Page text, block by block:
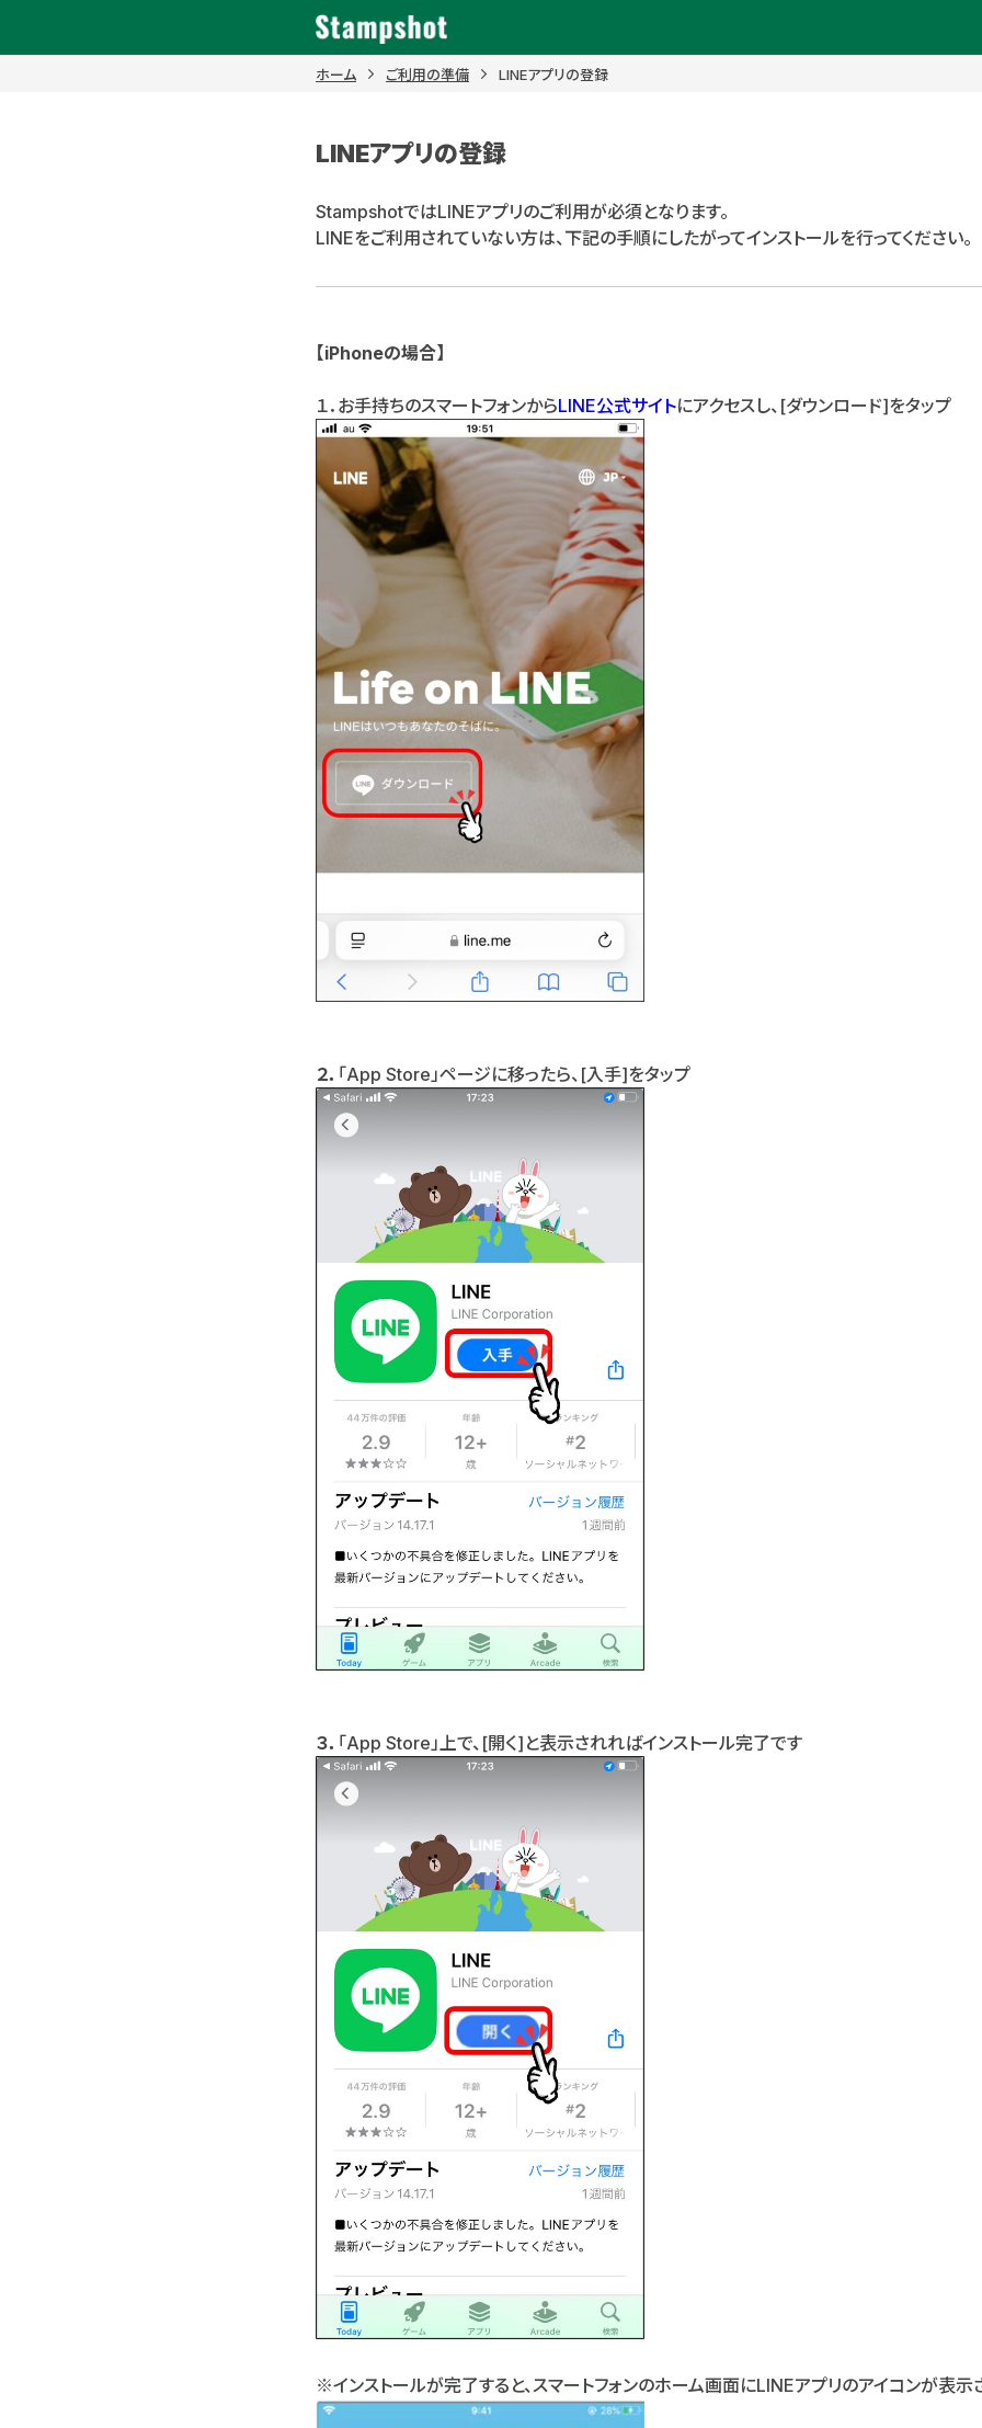
ホーム ご利用の準備 LINEアプリの登録
LINEアプリの登録
StampshotではLINEアプリのご利用が必須となります。
LINEをご利用されていない方は、下記の手順にしたがってインストールを行ってください。
【iPhoneの場合】
１．お手持ちのスマートフォンからLINE公式サイトにアクセスし、[ダウンロード]をタップ
２． 「App Store」ページに移ったら、 [入手]をタップ
３． 「App Store」上で、[開く]と表示されればインストール完了です
※インストールが完了すると、スマートフォンのホーム画面にLINEアプリのアイコンが表示